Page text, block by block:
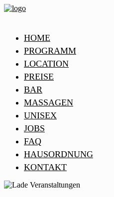
HOME
PROGRAMM
LOCATION
PREISE
BAR
MASSAGEN
UNISEX
JOBS
FAQ
HAUSORDNUNG
KONTAKT